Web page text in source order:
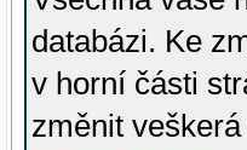
databázi. Ke
v horní části
změnit